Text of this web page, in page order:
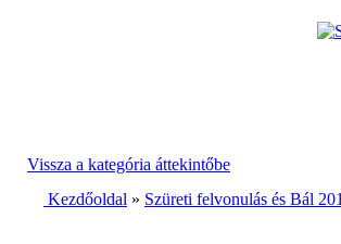
Vissza a kategória áttekintőbe
Kezdőoldal » Szüreti felvonulás és Bál